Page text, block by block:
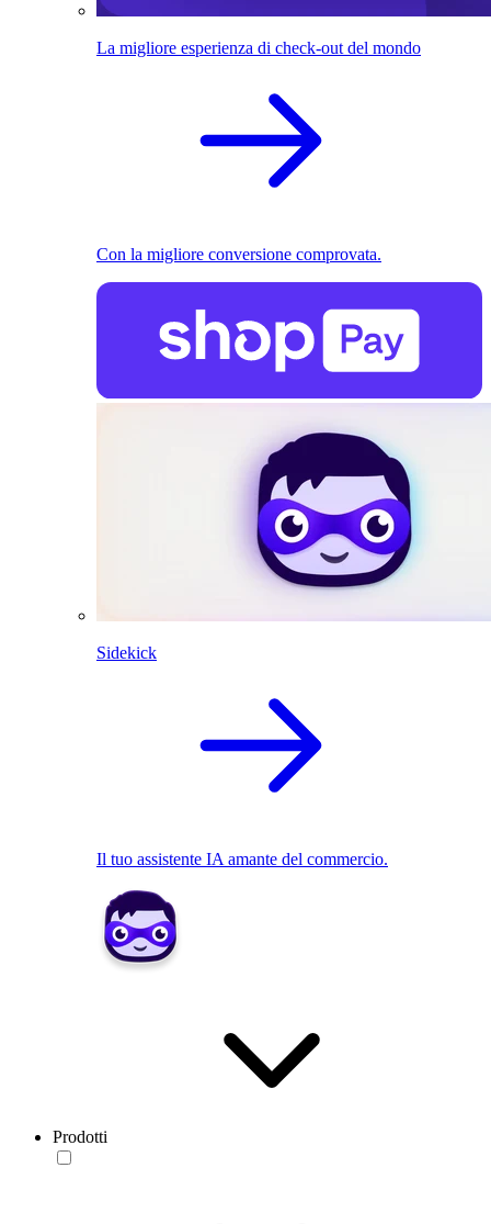
La migliore esperienza di check-out del mondo
Con la migliore conversione comprovata.
Sidekick
Il tuo assistente IA amante del commercio.
Prodotti